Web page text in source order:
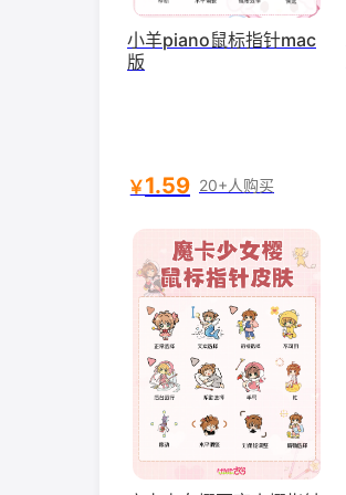
小羊piano鼠标指针mac
版
￥1.59 20+人购买